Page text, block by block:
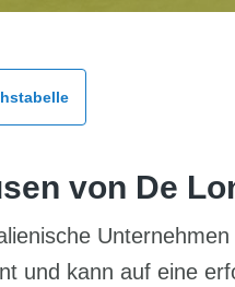
von De
Unternehmen
und kann auf eine